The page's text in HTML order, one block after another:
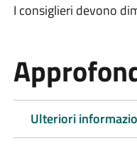
I consiglieri devono
Ulteriori